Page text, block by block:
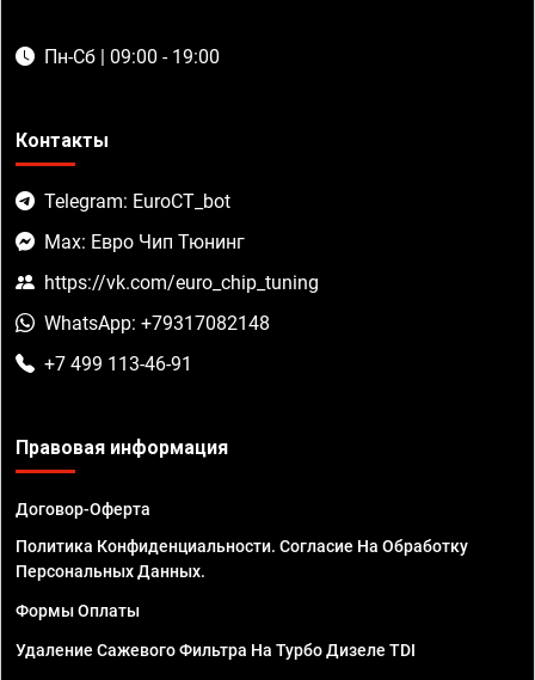
Пн-Сб | 09:00 - 19:00
Контакты
Telegram: EuroCT_bot
Max: Евро Чип Тюнинг
https://vk.com/euro_chip_tuning
WhatsApp: +79317082148
+7 499 113-46-91
Правовая информация
Договор-Оферта
Политика Конфиденциальности. Согласие На Обработку
Персональных Данных.
Формы Оплаты
Удаление Сажевого Фильтра На Турбо Дизеле TDI